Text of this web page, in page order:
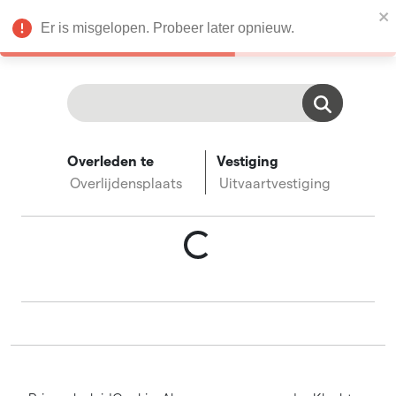
Er is misgelopen. Probeer later opnieuw.
Condoleances
Overleden te
Overlijdensplaats
Vestiging
Uitvaartvestiging